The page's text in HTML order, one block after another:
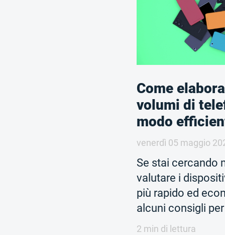
Come
volumi di
modo
venerdì 05 maggio
Se stai cercando
valutare i
più rapido ed
alcuni consigli
2 min di lettura